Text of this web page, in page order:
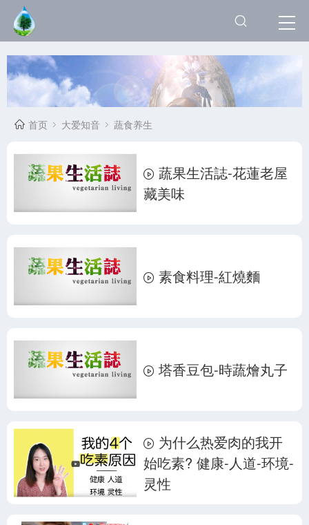
首页 大爱知音 蔬食养生
蔬果生活誌-花蓮老屋
藏美味
素食料理-紅燒麵
塔香豆包-時蔬燴丸子
为什么热爱肉的我开
始吃素? 健康-人道-环境-
灵性